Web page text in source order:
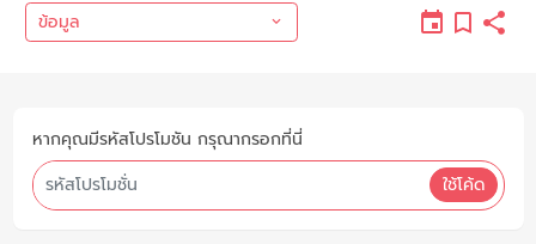
ข้อมูล
หากคุณมีรหัสโปรโมชัน กรุณากรอกที่นี่
ใช้โค้ด